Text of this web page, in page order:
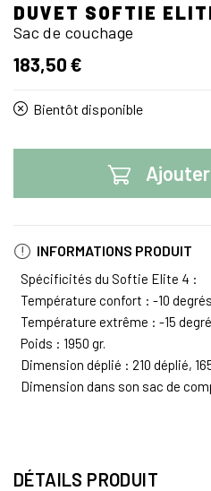
DUVET SOFTIE
Sac de couchage
183,50 €
Bientôt disponible
INFORMATIONS PRODUIT
Spécificités du Softie Elite 4 :
Température confort : -10
Température extrême : -15
Poids : 1950 gr.
Dimension déplié : 210 déplié,
Dimension dans son sac de
DÉTAILS PRODUIT